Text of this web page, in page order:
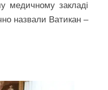
медичному закладі
назвали Ватикан –